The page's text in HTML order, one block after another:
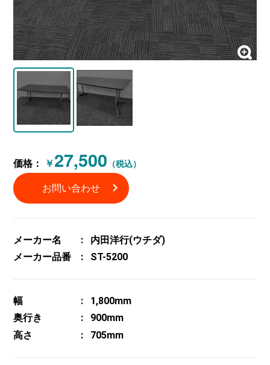
価格： ￥27,500 （税込）
お問い合わせ
メーカー名
内田洋行(ウチダ)
メーカー品番
ST-5200
幅
1,800mm
奥行き
900mm
高さ
705mm